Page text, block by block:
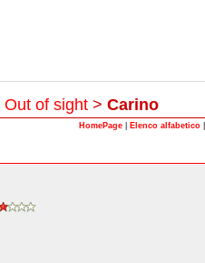
Out of sight > Carino
HomePage Elenco alfabetico